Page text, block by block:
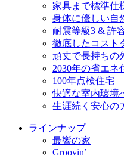
家具まで標準仕
身体に優しい自
耐震等級3 & 許
徹底したコスト
頑丈で長持ちの
2030年の省エネ
100年点検住宅
快適な室内環境
生涯続く安心の
ラインナップ
最響の家
Groovin’